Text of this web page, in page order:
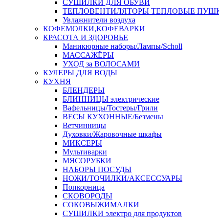
СУШИЛКИ ДЛЯ ОБУВИ
ТЕПЛОВЕНТИЛЯТОРЫ ТЕПЛОВЫЕ
Увлажнители воздуха
КОФЕМОЛКИ,КОФЕВАРКИ
КРАСОТА И ЗДОРОВЬЕ
Маникюрные наборы/Лампы/Scholl
МАССАЖЁРЫ
УХОД за ВОЛОСАМИ
КУЛЕРЫ ДЛЯ ВОДЫ
КУХНЯ
БЛЕНДЕРЫ
БЛИННИЦЫ электрические
Вафельницы/Тостеры/Грили
ВЕСЫ КУХОННЫЕ/Безмены
Ветчинницы
Духовки/Жаровочные шкафы
МИКСЕРЫ
Мультиварки
МЯСОРУБКИ
НАБОРЫ ПОСУДЫ
НОЖИ/ТОЧИЛКИ/АКСЕССУАРЫ
Попкорница
СКОВОРОДЫ
СОКОВЫЖИМАЛКИ
СУШИЛКИ электро для продуктов